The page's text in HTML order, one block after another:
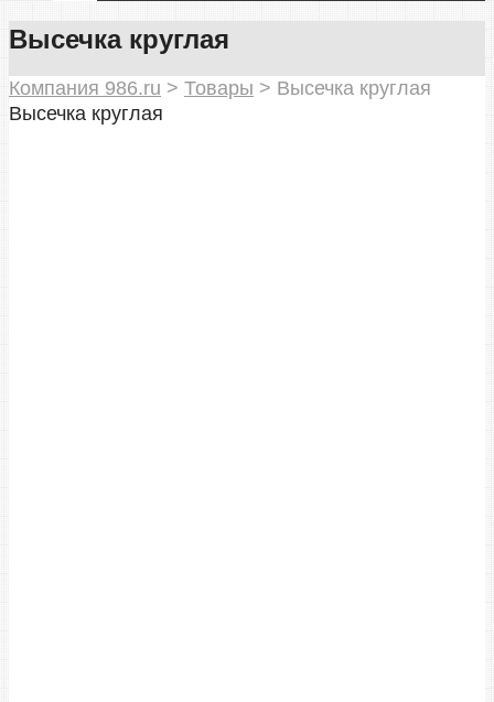
Высечка круглая
Компания 986.ru > Товары > Высечка круглая
Высечка круглая